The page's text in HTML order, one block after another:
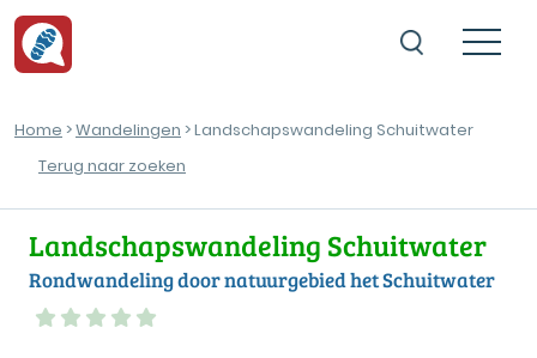
Home >Wandelingen > Landschapswandeling Schuitwater
Terug naar zoeken
Landschapswandeling Schuitwater
Rondwandeling door natuurgebied het Schuitwater